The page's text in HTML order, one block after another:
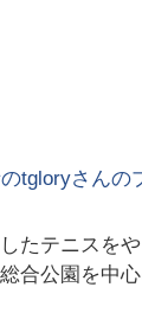
tgloryさんの
たテニスをや
合公園を中心